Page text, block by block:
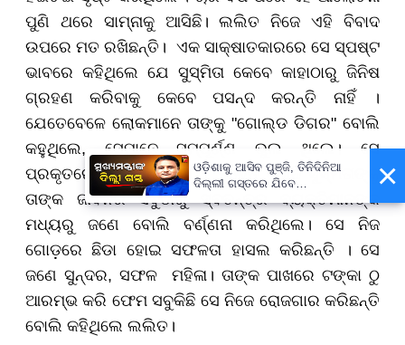
ପୁଣି ଥରେ ସାମ୍ନାକୁ ଆସିଛି। ଲଲିତ ନିଜେ ଏହି ବିବାଦ
ଉପରେ ମତ ରଖିଛନ୍ତି। ଏକ ସାକ୍ଷାତକାରରେ ସେ ସ୍ପଷ୍ଟ
ଭାବରେ କହିଥିଲେ ଯେ ସୁସ୍ମିତା କେବେ କାହାଠାରୁ ଜିନିଷ
ଗ୍ରହଣ କରିବାକୁ କେବେ ପସନ୍ଦ କରନ୍ତି ନାହିଁ ।
ଯେତେବେଳେ ଲୋକମାନେ ତାଙ୍କୁ "ଗୋଲ୍ଡ ଡିଗର" ବୋଲି
କହୁଥିଲେ, ସେମାନେ ସମ୍ପୂର୍ଣ୍ଣ ଭୁଲ ଥିଲେ। ସେ
ପ୍ରକୃତରେ ସେ ଜଣେ ହୀରା ।’ ଲଲିତ ମୋଦି ସୁସ୍ମିତାଙ୍କୁ
ତାଙ୍କ ଜୀବନର ସବୁଠାରୁ ସ୍ବତନ୍ତ୍ର ବ୍ୟକ୍ତିମାନଙ୍କ
ମଧ୍ୟରୁ ଜଣେ ବୋଲି ବର୍ଣ୍ଣନା କରିଥିଲେ। ସେ ନିଜ
ଗୋଡ଼ରେ ଛିଡା ହୋଇ ସଫଳତା ହାସଲ କରିଛନ୍ତି । ସେ
ଜଣେ ସୁନ୍ଦର, ସଫଳ ମହିଳା। ତାଙ୍କ ପାଖରେ ଟଙ୍କା ଠୁ
ଆରମ୍ଭ କରି ଫେମ ସବୁକିଛି ସେ ନିଜେ ରୋଜଗାର କରିଛନ୍ତି
ବୋଲି କହିଥିଲେ ଲଲିତ।
×
ଓଡ଼ିଶାକୁ ଆସିବ ପୁଞ୍ଜି, ତିନିଦିନିଆ
ଦିଲ୍ଲୀ ଗସ୍ତରେ ଯିବେ